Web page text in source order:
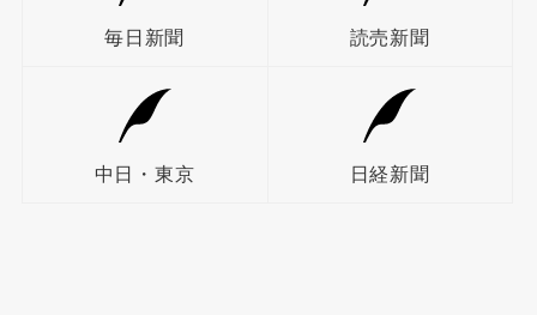
毎日新聞 読売新聞
中日・東京 日経新聞